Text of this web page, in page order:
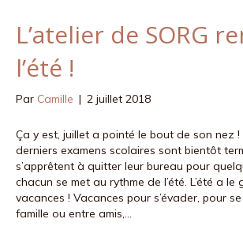
L’atelier de SORG
l’été !
Par Camille | 2 juillet 2018
Ça y est, juillet a pointé le bout de son nez !
derniers examens scolaires sont bientôt
s’apprêtent à quitter leur bureau pour
chacun se met au rythme de l’été. L’été a le
vacances ! Vacances pour s’évader, pour
famille ou entre amis,…